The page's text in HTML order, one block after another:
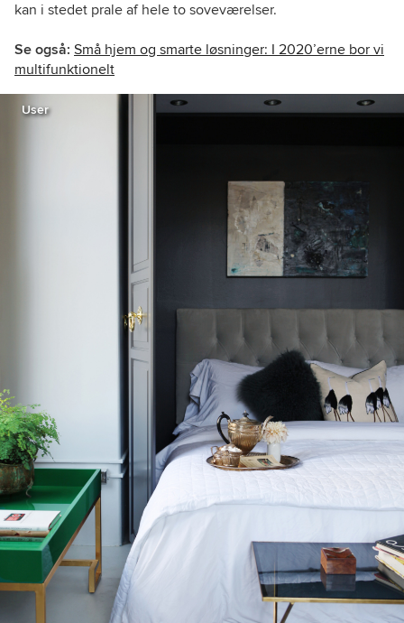
kan i stedet prale af hele to soveværelser.
Se også: Små hjem og smarte løsninger: I 2020’erne bor vi
multifunktionelt
User